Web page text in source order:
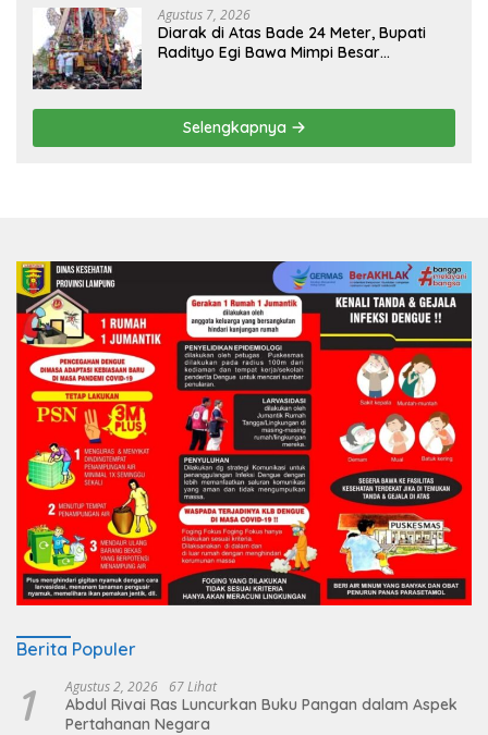
Agustus 7, 2026
Diarak di Atas Bade 24 Meter, Bupati
Radityo Egi Bawa Mimpi Besar
Selengkapnya
Berita Populer
1 Agustus 2, 2026 67 Lihat
Abdul Rivai Ras Luncurkan Buku Pangan dalam Aspek
Pertahanan Negara